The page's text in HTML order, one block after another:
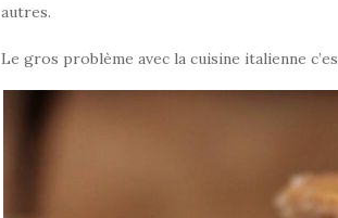
autres.
Le gros problème avec la cuisine italienne